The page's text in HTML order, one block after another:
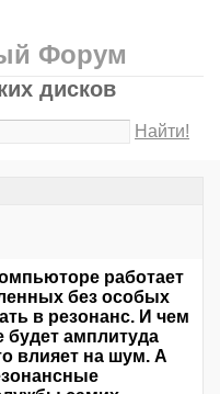
Форум
дисков
Найти!
работает
без особых
в резонанс. И чем
амплитуда
влияет на шум. А